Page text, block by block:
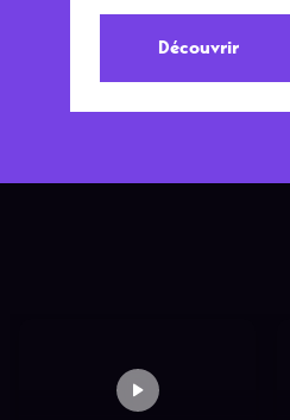
Découvrir